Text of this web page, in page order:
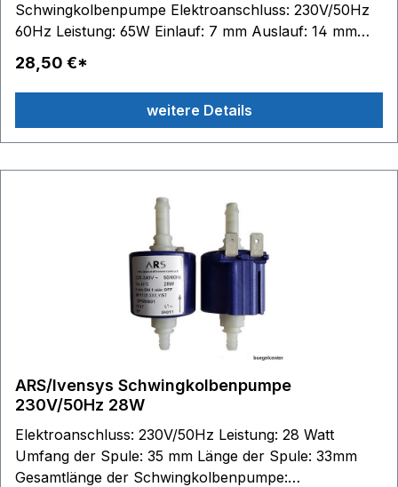
Schwingkolbenpumpe Elektroanschluss: 230V/50Hz
60Hz Leistung: 65W Einlauf: 7 mm Auslauf: 14 mm
28,50 €*
weitere Details
ARS/Ivensys Schwingkolbenpumpe
230V/50Hz 28W
Elektroanschluss: 230V/50Hz Leistung: 28 Watt
Umfang der Spule: 35 mm Länge der Spule: 33mm
Gesamtlänge der Schwingkolbenpumpe: